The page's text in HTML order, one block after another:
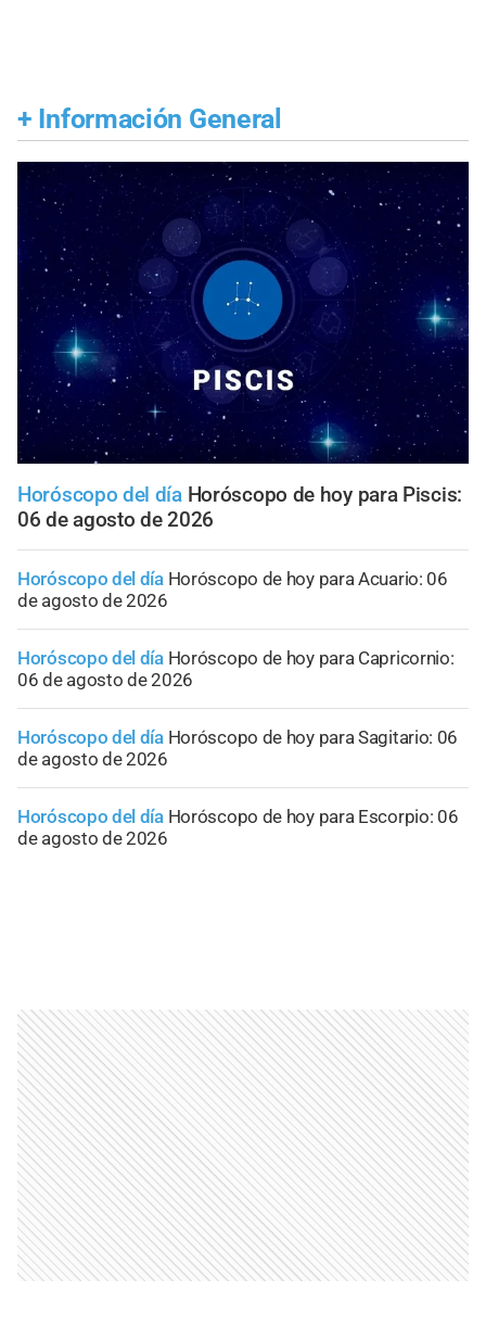
+ Información General
Horóscopo del día Horóscopo de hoy para Piscis:
06 de agosto de 2026
Horóscopo del día Horóscopo de hoy para Acuario: 06
de agosto de 2026
Horóscopo del día Horóscopo de hoy para Capricornio:
06 de agosto de 2026
Horóscopo del día Horóscopo de hoy para Sagitario: 06
de agosto de 2026
Horóscopo del día Horóscopo de hoy para Escorpio: 06
de agosto de 2026